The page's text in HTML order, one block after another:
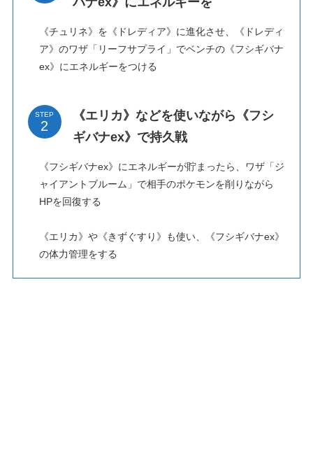
《チュリネ》を《ドレディア》に進化させ、《ドレディ
ア》のワザ「リーフサプライ」でベンチの《フシギバナ
ex》にエネルギーをつける
STEP
《エリカ》などを使いながら《フシ
ギバナex》で持久戦
《フシギバナex》にエネルギーが貯まったら、ワザ「ジ
ャイアントブルーム」で相手のポケモンを削りながら
HPを回復する
《エリカ》や《きずぐすり》も使い、《フシギバナex》
の体力管理をする